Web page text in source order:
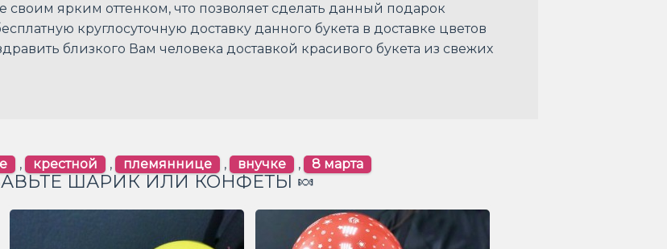
ярким оттенком, что позволяет сделать данный подарок
круглосуточную доставку данного букета в доставке цветов
близкого Вам человека доставкой красивого букета из свежих
, крестной , племяннице , внучке , 8 марта
ШАРИК ИЛИ КОНФЕТЫ 🍬